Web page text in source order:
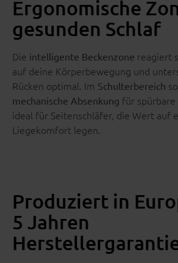
Ergonomische
gesunden Schlaf
Die intelligente Beckenzone reagiert
auf deine Körperbewegung und
Rücken optimal. Im Schulterbereich
mechanische Absenkung für
ideal für Seitenschläfer, die Wert auf
Liegekomfort legen.
Produziert in
5 Jahren